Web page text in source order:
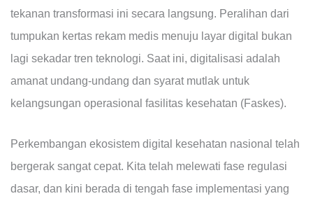
tekanan transformasi ini secara langsung. Peralihan dari
tumpukan kertas rekam medis menuju layar digital bukan
lagi sekadar tren teknologi. Saat ini, digitalisasi adalah
amanat undang-undang dan syarat mutlak untuk
kelangsungan operasional fasilitas kesehatan (Faskes).
Perkembangan ekosistem digital kesehatan nasional telah
bergerak sangat cepat. Kita telah melewati fase regulasi
dasar, dan kini berada di tengah fase implementasi yang